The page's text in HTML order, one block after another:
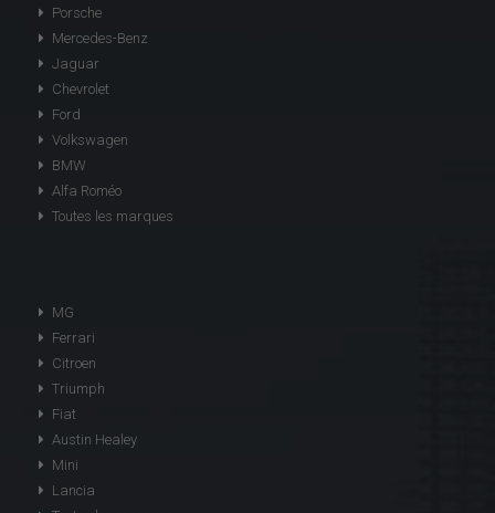
Porsche
Mercedes-Benz
Jaguar
Chevrolet
Ford
Volkswagen
BMW
Alfa Roméo
Toutes les marques
MG
Ferrari
Citroen
Triumph
Fiat
Austin Healey
Mini
Lancia